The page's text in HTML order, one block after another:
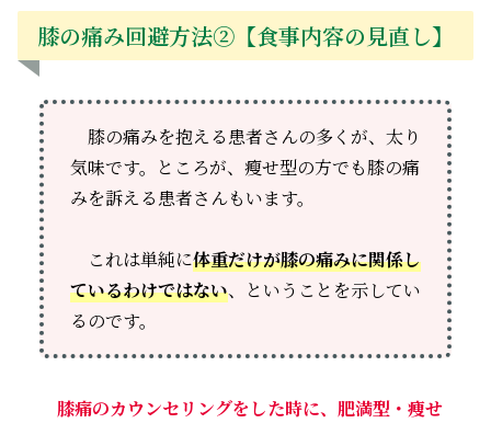
膝の痛み回避方法②【食事内容の見直し】
膝の痛みを抱える患者さんの多くが、太り
気味です。ところが、瘦せ型の方でも膝の痛
みを訴える患者さんもいます。
これは単純に体重だけが膝の痛みに関係し
ているわけではない、ということを示してい
るのです。
膝痛のカウンセリングをした時に、肥満型・痩せ